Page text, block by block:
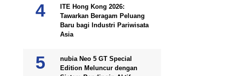
ITE Hong Kong 2026:
Tawarkan Beragam Peluang
Baru bagi Industri Pariwisata
Asia
nubia Neo 5 GT Special
Edition Meluncur dengan